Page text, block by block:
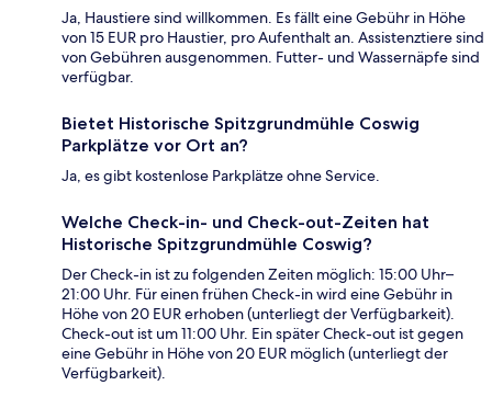
Ja, Haustiere sind willkommen. Es fällt eine Gebühr in Höhe
von 15 EUR pro Haustier, pro Aufenthalt an. Assistenztiere sind
von Gebühren ausgenommen. Futter- und Wassernäpfe sind
verfügbar.
Bietet Historische Spitzgrundmühle Coswig
Parkplätze vor Ort an?
Ja, es gibt kostenlose Parkplätze ohne Service.
Welche Check-in- und Check-out-Zeiten hat
Historische Spitzgrundmühle Coswig?
Der Check-in ist zu folgenden Zeiten möglich: 15:00 Uhr–
21:00 Uhr. Für einen frühen Check-in wird eine Gebühr in
Höhe von 20 EUR erhoben (unterliegt der Verfügbarkeit).
Check-out ist um 11:00 Uhr. Ein später Check-out ist gegen
eine Gebühr in Höhe von 20 EUR möglich (unterliegt der
Verfügbarkeit).